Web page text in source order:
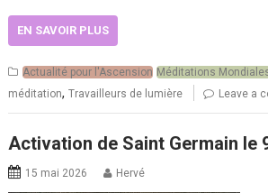
EN SAVOIR PLUS
Actualité pour l'Ascension Méditations
méditation,Travailleurs de lumière Leave a
Activation de Saint Germain le
15 mai 2026 Hervé